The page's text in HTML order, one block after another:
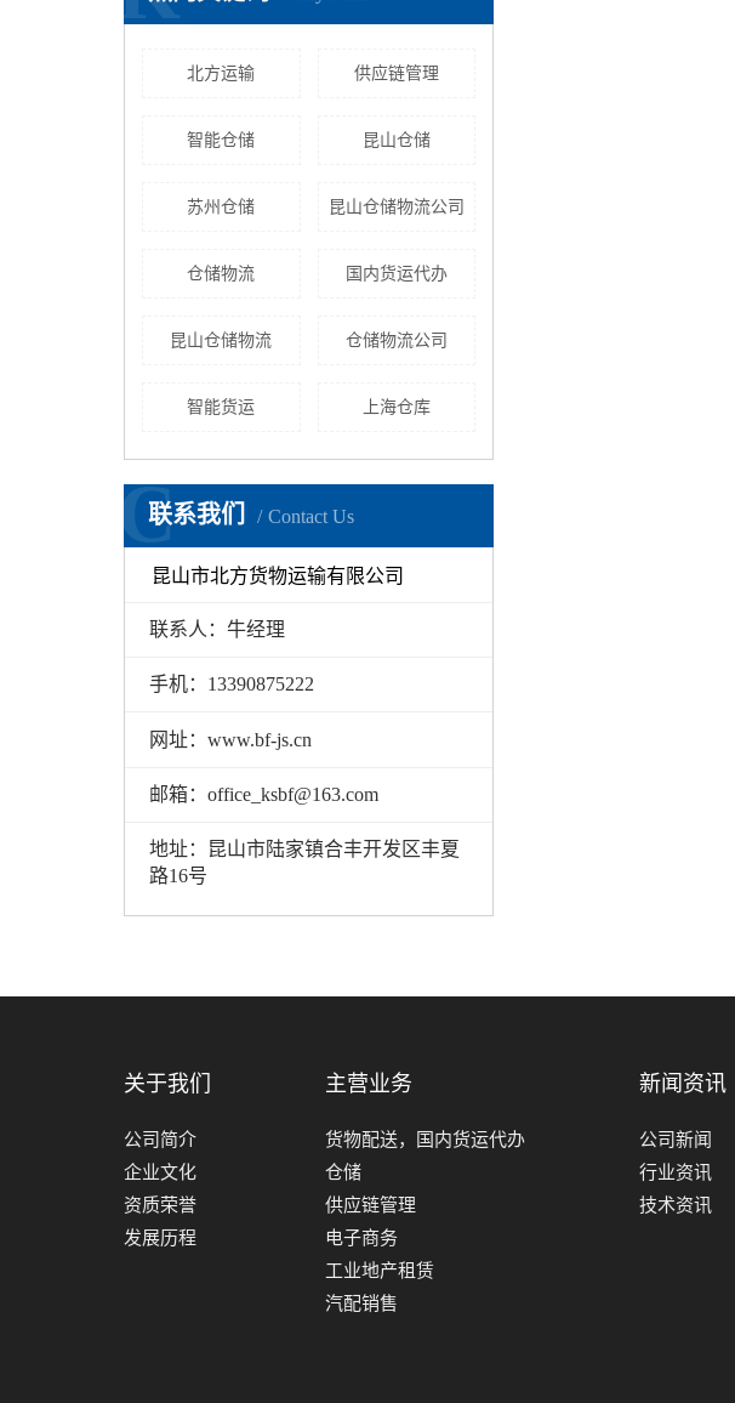
北方运输 供应链管理
智能仓储 昆山仓储
苏州仓储 昆山仓储物流公司
仓储物流 国内货运代办
昆山仓储物流 仓储物流公司
智能货运 上海仓库
联系我们 Contact Us
C
昆山市北方货物运输有限公司
联系人：牛经理
手机：13390875222
网址：www.bf-js.cn
邮箱：office_ksbf@163.com
地址：昆山市陆家镇合丰开发区丰夏
路16号
关于我们
公司简介
企业文化
资质荣誉
发展历程
主营业务
货物配送，国内货运代办
仓储
供应链管理
电子商务
工业地产租赁
汽配销售
新闻资讯
公司新闻
行业资讯
技术资讯